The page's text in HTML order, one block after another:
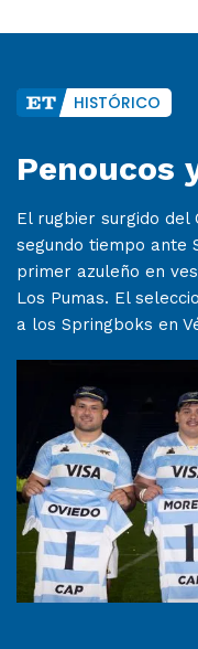
HISTÓRICO
Penoucos
El rugbier surgido del
segundo tiempo ante
primer azuleño en
Los Pumas. El
a los Springboks en